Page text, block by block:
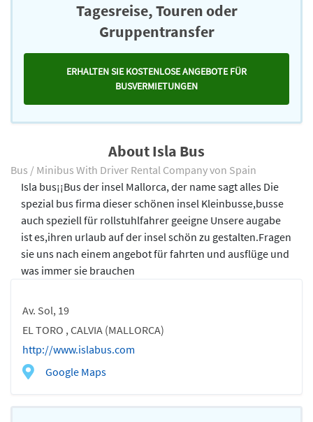
Tagesreise, Touren oder
Gruppentransfer
ERHALTEN SIE KOSTENLOSE ANGEBOTE FÜR
BUSVERMIETUNGEN
About Isla Bus
Bus / Minibus With Driver Rental Company von Spain
Av. Sol, 19
EL TORO , CALVIA (MALLORCA)
http://www.islabus.com
Google Maps
Isla bus¡¡Bus der insel Mallorca, der name sagt alles Die
spezial bus firma dieser schönen insel Kleinbusse,busse
auch speziell für rollstuhlfahrer geeigne Unsere augabe
ist es,ihren urlaub auf der insel schön zu gestalten.Fragen
sie uns nach einem angebot für fahrten und ausflüge und
was immer sie brauchen